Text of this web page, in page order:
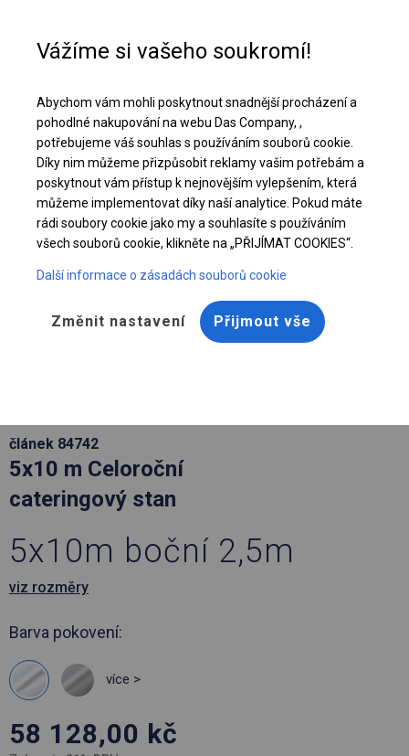
Stáhněte si nabídku PDF
článek 84742
5x10 m Celoroční
cateringový stan
5x10m boční 2,5m
viz rozměry
Barva pokovení:
více >
58 128,00 kč
Vážíme si vašeho soukromí!
Abychom vám mohli poskytnout snadnější procházení a
pohodlné nakupování na webu Das Company, ,
potřebujeme váš souhlas s používáním souborů cookie.
Díky nim můžeme přizpůsobit reklamy vašim potřebám a
poskytnout vám přístup k nejnovějším vylepšením, která
můžeme implementovat díky naší analytice. Pokud máte
rádi soubory cookie jako my a souhlasíte s používáním
všech souborů cookie, klikněte na „PŘIJÍMAT COOKIES“.
Další informace o zásadách souborů cookie
Změnit nastavení Přijmout vše